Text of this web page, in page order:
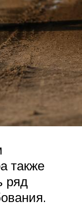
также
ряд